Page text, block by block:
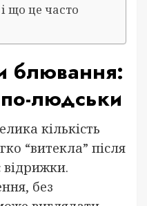
що це часто
блювання:
по-людськи
кількість
“витекла” після
відрижки.
без